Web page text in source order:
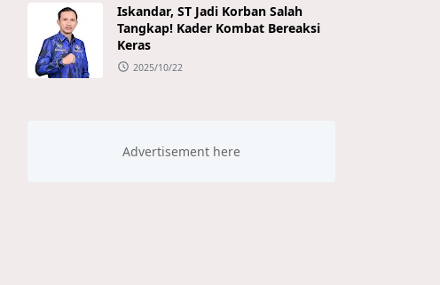
Iskandar, ST Jadi Korban Salah
Tangkap! Kader Kombat Bereaksi
Keras
2025/10/22